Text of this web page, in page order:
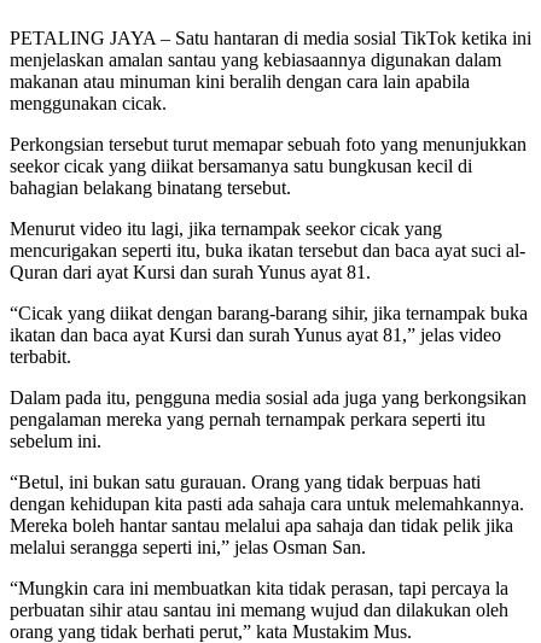
PETALING JAYA – Satu hantaran di media sosial TikTok ketika ini
menjelaskan amalan santau yang kebiasaannya digunakan dalam
makanan atau minuman kini beralih dengan cara lain apabila
menggunakan cicak.
Perkongsian tersebut turut memapar sebuah foto yang menunjukkan
seekor cicak yang diikat bersamanya satu bungkusan kecil di
bahagian belakang binatang tersebut.
Menurut video itu lagi, jika ternampak seekor cicak yang
mencurigakan seperti itu, buka ikatan tersebut dan baca ayat suci al-
Quran dari ayat Kursi dan surah Yunus ayat 81.
“Cicak yang diikat dengan barang-barang sihir, jika ternampak buka
ikatan dan baca ayat Kursi dan surah Yunus ayat 81,” jelas video
terbabit.
Dalam pada itu, pengguna media sosial ada juga yang berkongsikan
pengalaman mereka yang pernah ternampak perkara seperti itu
sebelum ini.
“Betul, ini bukan satu gurauan. Orang yang tidak berpuas hati
dengan kehidupan kita pasti ada sahaja cara untuk melemahkannya.
Mereka boleh hantar santau melalui apa sahaja dan tidak pelik jika
melalui serangga seperti ini,” jelas Osman San.
“Mungkin cara ini membuatkan kita tidak perasan, tapi percaya la
perbuatan sihir atau santau ini memang wujud dan dilakukan oleh
orang yang tidak berhati perut,” kata Mustakim Mus.